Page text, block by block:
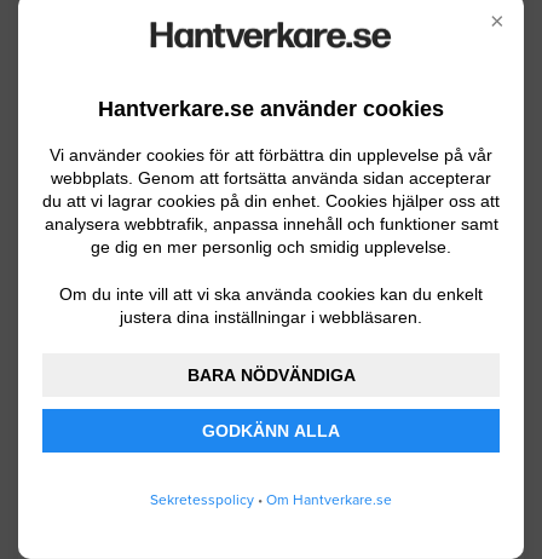
×
Hantverkare.se använder cookies
Vi använder cookies för att förbättra din upplevelse på vår
webbplats. Genom att fortsätta använda sidan accepterar
du att vi lagrar cookies på din enhet. Cookies hjälper oss att
analysera webbtrafik, anpassa innehåll och funktioner samt
ge dig en mer personlig och smidig upplevelse.
Om du inte vill att vi ska använda cookies kan du enkelt
justera dina inställningar i webbläsaren.
BARA NÖDVÄNDIGA
GODKÄNN ALLA
Sekretesspolicy • Om Hantverkare.se
gjutet och det är förberett för VA och el.
Malmö 04.21.2021 16:46
Garage
Gräva ut jordgolvet i en gammal garage
och gjuta en betongplatta (kallgarage)
Malmö 05.27.2020 21:34
Vi håller på med nybygge av hus o
behöver hjälp med bygget av carport
med förråd där finns redan gjuten platta